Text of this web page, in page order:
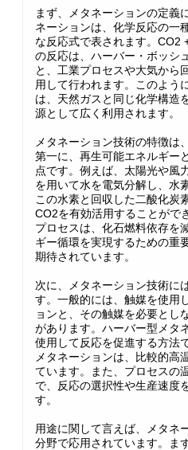
まず、メタネーションの定義
ネーションは、化学反応の一
な反応式で表されます。CO2
の反応は、ハーバー・ボッシ
と、工業プロセスや大気から
用して行われます。このよう
は、天然ガスと同じ化学構造
源として広く利用されます。
メタネーション技術の特徴は
第一に、再生可能エネルギー
点です。例えば、太陽光や風
を用いて水を電気分解し、水
この水素と回収した二酸化炭
CO2を有効活用することがで
プロセスは、化石燃料依存を
ギー循環を実現するための重
期待されています。
次に、メタネーション技術に
す。一般的には、触媒を使用
ョンと、その触媒を必要とし
があります。ハーバー型メタ
使用して反応を促進する方法
メタネーションは、比較的高
ています。また、プロセスの
で、反応の選択性や生産速度
す。
用途に関して言えば、メタネ
分野で応用されています。ま